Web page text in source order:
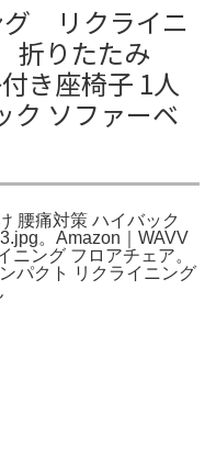
リクライニ
折りたたみ
き座椅子 1人
ク ソファーベ
腰痛対策 ハイバック
。Amazon｜WAVV
ニング フロアチェア。
パクト リクライニング